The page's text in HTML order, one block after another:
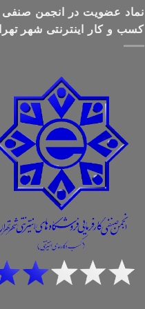
نماد عضویت در انجمن صنفی
کسب و کار اینترنتی شهر